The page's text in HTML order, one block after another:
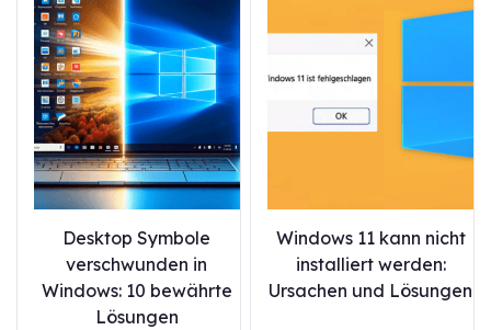
Desktop Symbole
verschwunden in
Windows: 10 bewährte
Lösungen
Windows 11 kann nicht
installiert werden:
Ursachen und Lösungen